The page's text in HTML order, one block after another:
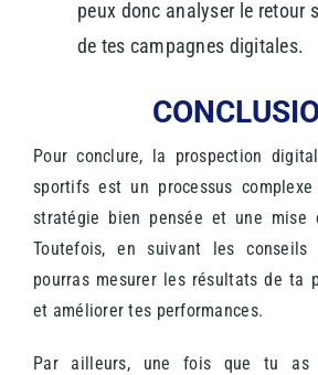
peux donc analyser le retour
de tes campagnes digitales.
Pour conclure, la prospection
sportifs est un processus
stratégie bien pensée et une mise
Toutefois, en suivant les
pourras mesurer les résultats de ta
et améliorer tes performances.
Par ailleurs, une fois que tu as